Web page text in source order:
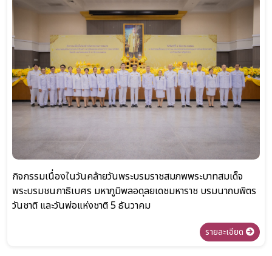
กิจกรรมเนื่องในวันคล้ายวันพระบรมราชสมภพพระบาทสมเด็จ
พระบรมชนกาธิเบศร มหาภูมิพลอดุลยเดชมหาราช บรมนาถบพิตร
วันชาติ และวันพ่อแห่งชาติ 5 ธันวาคม
รายละเอียด